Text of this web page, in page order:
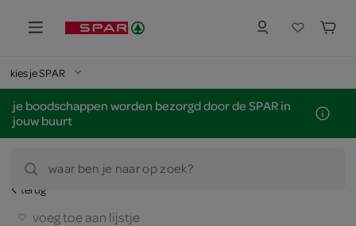
kies je SPAR
je boodschappen worden bezorgd door de SPAR in
jouw buurt
waar ben je naar op zoek?
terug
voeg toe aan lijstje